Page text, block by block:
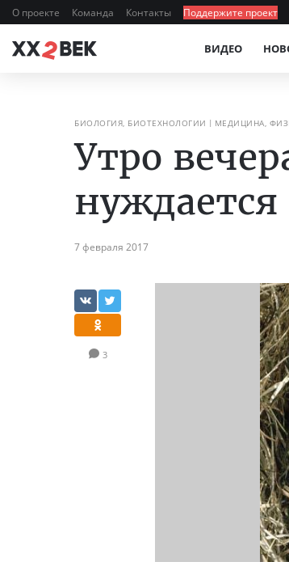
О проекте Команда Контакты Поддержите проект
ВИДЕО
БИОЛОГИЯ, БИОТЕХНОЛОГИИ МЕДИЦИНА,
Утро
нуждается
7 февраля 2017
3